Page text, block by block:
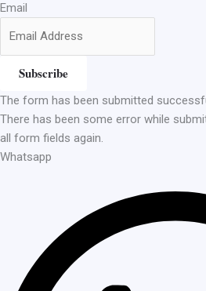
Email
Subscribe
The form has been submitted
There has been some error while
all form fields again.
Whatsapp